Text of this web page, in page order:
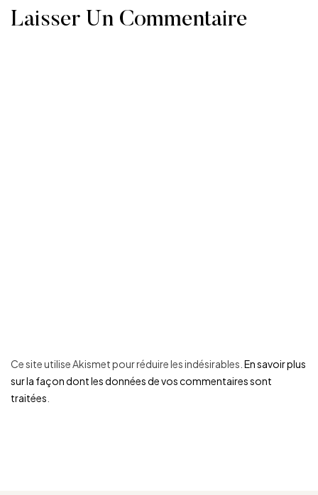
Laisser Un Commentaire
Ce site utilise Akismet pour réduire les indésirables. En savoir plus
sur la façon dont les données de vos commentaires sont
traitées